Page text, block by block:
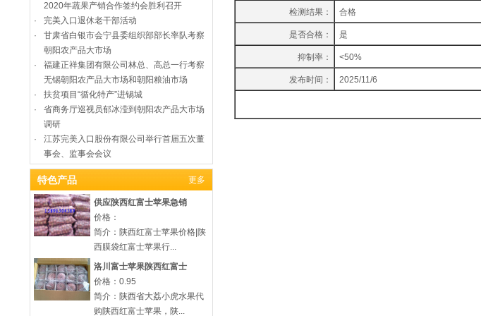
2020年蔬果产销合作签约会胜利召开
·
完美入口退休老干部活动
·
甘肃省白银市会宁县委组织部部长率队考察
朝阳农产品大市场
·
福建正祥集团有限公司林总、高总一行考察
无锡朝阳农产品大市场和朝阳粮油市场
·
扶贫项目“循化特产”进锡城
·
省商务厅巡视员郁冰滢到朝阳农产品大市场
调研
·
江苏完美入口股份有限公司举行首届五次董
事会、监事会会议
特色产品
更多
供应陕西红富士苹果急销
价格：
简介：陕西红富士苹果价格|陕
西膜袋红富士苹果行...
洛川富士苹果陕西红富士
价格：0.95
简介：陕西省大荔小虎水果代
购陕西红富士苹果，陕...
检测结果：
合格
是否合格：
是
抑制率：
<50%
发布时间：
2025/11/6